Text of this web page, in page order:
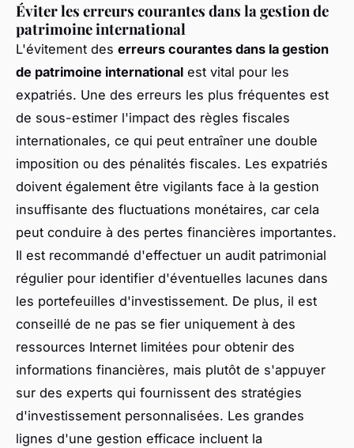
Éviter les erreurs courantes dans la gestion de
patrimoine international
L'évitement des erreurs courantes dans la gestion
de patrimoine international est vital pour les
expatriés. Une des erreurs les plus fréquentes est
de sous-estimer l'impact des règles fiscales
internationales, ce qui peut entraîner une double
imposition ou des pénalités fiscales. Les expatriés
doivent également être vigilants face à la gestion
insuffisante des fluctuations monétaires, car cela
peut conduire à des pertes financières importantes.
Il est recommandé d'effectuer un audit patrimonial
régulier pour identifier d'éventuelles lacunes dans
les portefeuilles d'investissement. De plus, il est
conseillé de ne pas se fier uniquement à des
ressources Internet limitées pour obtenir des
informations financières, mais plutôt de s'appuyer
sur des experts qui fournissent des stratégies
d'investissement personnalisées. Les grandes
lignes d'une gestion efficace incluent la